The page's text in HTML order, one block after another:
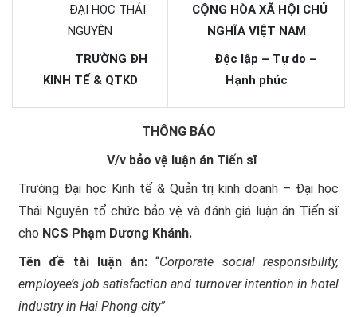
ĐẠI HỌC THÁI
NGUYÊN
TRƯỜNG ĐH
KINH TẾ & QTKD
CỘNG HÒA XÃ HỘI CHỦ
NGHĨA VIỆT NAM
Độc lập – Tự do –
Hạnh phúc
THÔNG BÁO
V/v bảo vệ luận án Tiến sĩ
Trường Đại học Kinh tế & Quản trị kinh doanh – Đại học
Thái Nguyên tổ chức bảo vệ và đánh giá luận án Tiến sĩ
cho NCS Phạm Dương Khánh.
Tên đề tài luận án:“Corporate social responsibility,
employee’s job satisfaction and turnover intention in hotel
industry in Hai Phong city”